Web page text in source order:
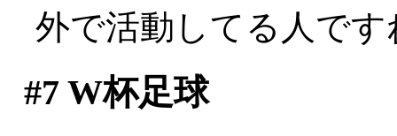
外で活動してる人です
#7 W杯足球